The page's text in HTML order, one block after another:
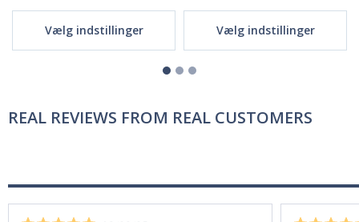
Vælg indstillinger Vælg indstillinger
REAL REVIEWS FROM REAL CUSTOMERS